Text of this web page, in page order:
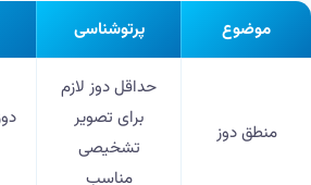
موضوع پرتوشناسی
منطق دوز
حداقل دوز لازم
برای تصویر
تشخیصی
مناسب